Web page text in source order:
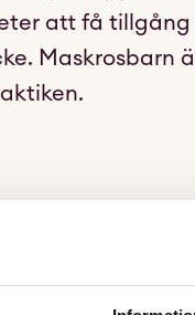
att få
Maskrosbarn
Öppna insatser